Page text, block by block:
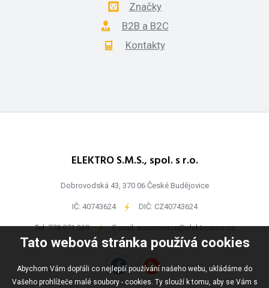
Tato webová stránka používá cookies
Abychom Vám dopřáli co nejlepší používání našeho webu, ukládáme do
Vašeho prohlížeče malé soubory - cookies. Ty slouží k tomu, aby se Vám s
Značky
B2B a B2C
Kontakty
ELEKTRO S.M.S., spol. s r.o.
Dobrovodská 43, 370 06 České Budějovice
IČ: 40743624 - DIČ: CZ40743624
Tel:778 971 369 - E-mail:ecommerce@elektrosms.cz